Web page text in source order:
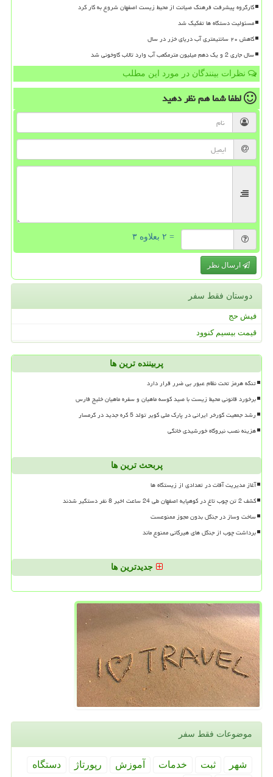
کارگروه پیشرفت فرهنگ صیانت از محیط زیست اصفهان شروع به کار کرد
مسئولیت دستگاه ها تفکیک شد
کاهش ۲۰ سانتیمتری آب دریای خزر در سال
سال جاری 2 و یک دهم میلیون مترمکعب آب وارد تالاب گاوخونی شد
نظرات بینندگان در مورد این مطلب
لطفا شما همنظر دهید
= ۲ بعلاوه ۳
ارسال نظر
دوستان فقط سفر
فیش حج
قیمت بیسیم کنوود
پربیننده ترین ها
تنگه هرمز تحت نظام عبور بی ضرر قرار دارد
برخورد قانونی محیط زیست با صید کوسه ماهیان و سفره ماهیان خلیج فارس
رشد جمعیت گورخر ایرانی در پارک ملی کویر تولد 5 کره جدید در گرمسار
هزینه نصب نیروگاه خورشیدی خانگی
پربحث ترین ها
آغاز مدیریت آفات در تعدادی از زیستگاه ها
کشف 2 تن چوب تاغ در کوهپایه اصفهان طی 24 ساعت اخیر 8 نفر دستگیر شدند
ساخت وساز در جنگل بدون مجوز ممنوعست
برداشت چوب از جنگل های هیرکانی ممنوع ماند
جدیدترین ها
موضوعات فقط سفر
شهر ثبت خدمات آموزش رپورتاژ دستگاه